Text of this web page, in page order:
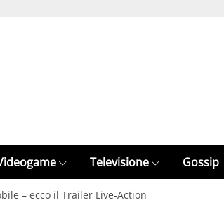
Televisione Gossip
– ecco il Trailer Live-Action